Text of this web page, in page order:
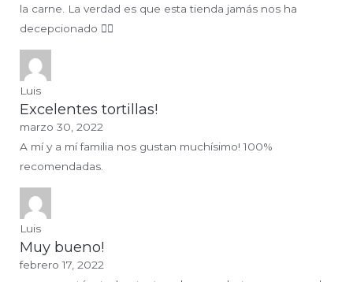
la carne. La verdad es que esta tienda jamás nos ha
decepcionado 👌🏽
Luis
Excelentes tortillas!
marzo 30, 2022
A mí y a mí familia nos gustan muchísimo! 100%
recomendadas.
Luis
Muy bueno!
febrero 17, 2022